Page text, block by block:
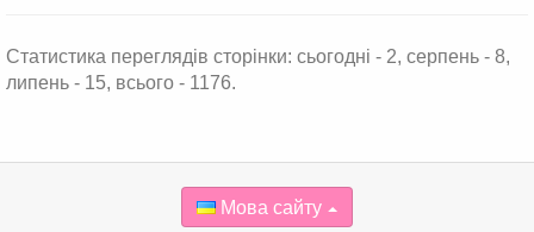
Статистика переглядів сторінки: сьогодні - 2, серпень - 8,
липень - 15, всього - 1176.
Мова сайту